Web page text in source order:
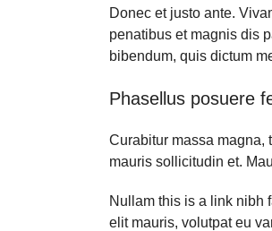
Donec et justo ante.
penatibus et magnis dis
bibendum, quis dictum
Phasellus posuere
Curabitur massa magna,
mauris sollicitudin et.
Nullam this is a link nibh
elit mauris, volutpat eu